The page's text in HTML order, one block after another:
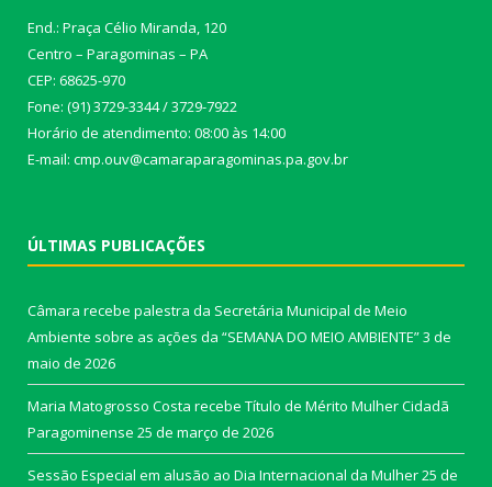
End.: Praça Célio Miranda, 120
Centro – Paragominas – PA
CEP: 68625-970
Fone: (91) 3729-3344 / 3729-7922
Horário de atendimento: 08:00 às 14:00
E-mail: cmp.ouv@camaraparagominas.pa.gov.br
ÚLTIMAS PUBLICAÇÕES
Câmara recebe palestra da Secretária Municipal de Meio
Ambiente sobre as ações da “SEMANA DO MEIO AMBIENTE”3 de
maio de 2026
Maria Matogrosso Costa recebe Título de Mérito Mulher Cidadã
Paragominense 25 de março de 2026
Sessão Especial em alusão ao Dia Internacional da Mulher25 de